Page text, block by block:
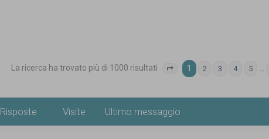
La ricerca ha trovato più di 1000 risultati Pagina 1di 40
1 2 3 4 5
Risposte Visite Ultimo messaggio